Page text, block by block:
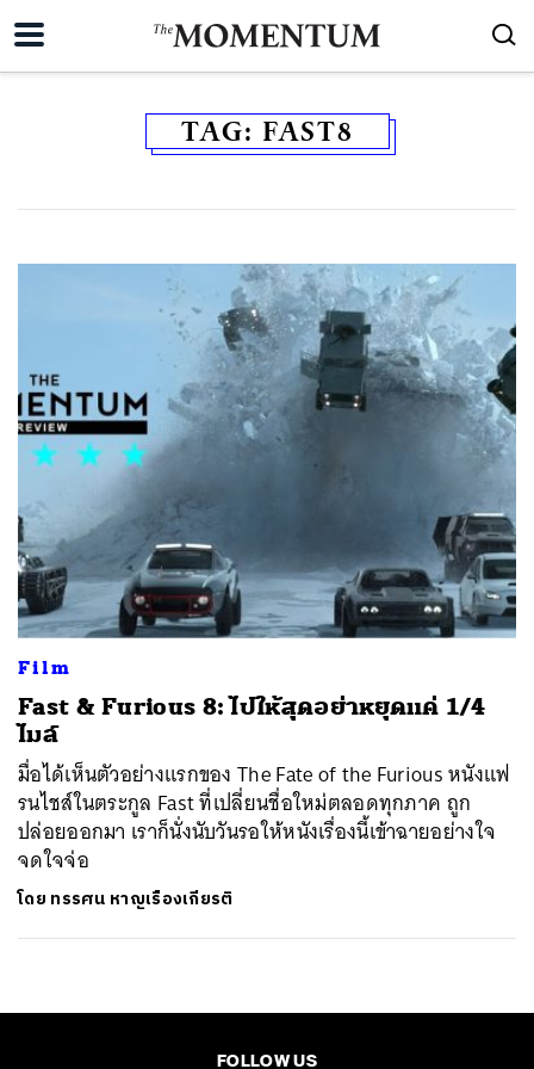
TAG: FAST8
Film
Fast & Furious 8: ไปให้สุดอย่าหยุดแค่ 1/4
ไมล์
มื่อได้เห็นตัวอย่างแรกของ The Fate of the Furious หนังแฟ
รนไชส์ในตระกูล Fast ที่เปลี่ยนชื่อใหม่ตลอดทุกภาค ถูก
ปล่อยออกมา เราก็นั่งนับวันรอให้หนังเรื่องนี้เข้าฉายอย่างใจ
จดใจจ่อ
โดย ทรรศน หาญเรืองเกียรติ
FOLLOW US
ค้นหา
SHARE TWEET LINE EMAIL